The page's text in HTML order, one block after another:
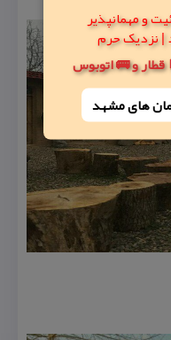
و مهمانپذیر
قطار و 🚌 اتوبوس
های مشهد